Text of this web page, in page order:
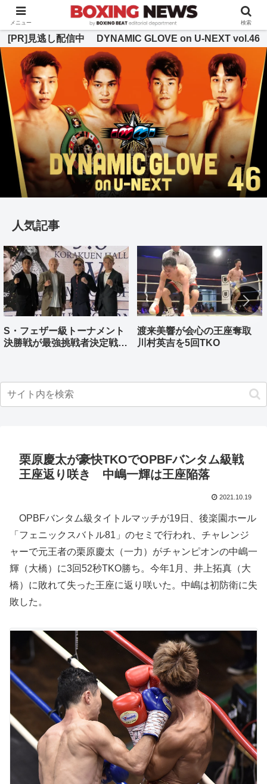
BOXING BEAT [ボクシング・ビート] 公式サイト
[PR]見逃し配信中 DYNAMIC GLOVE on U-NEXT vol.46
人気記事
S・フェザー級トーナメント
決勝戦が最強挑戦者決定戦兼
渡来美響が会心の王座奪取
川村英吉を5回TKO
栗原慶太が豪快TKOでOPBFバンタム級戦
王座返り咲き 中嶋一輝は王座陥落
2021.10.19
OPBFバンタム級タイトルマッチが19日、後楽園ホール
「フェニックスバトル81」のセミで行われ、チャレンジ
ャーで元王者の栗原慶太（一力）がチャンピオンの中嶋一
輝（大橋）に3回52秒TKO勝ち。今年1月、井上拓真（大
橋）に敗れて失った王座に返り咲いた。中嶋は初防衛に失
敗した。
メニュー 検索